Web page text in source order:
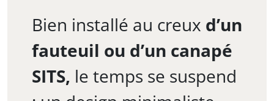
Bien installé au creux d’un
fauteuil ou d’un canapé
SITS, le temps se suspend